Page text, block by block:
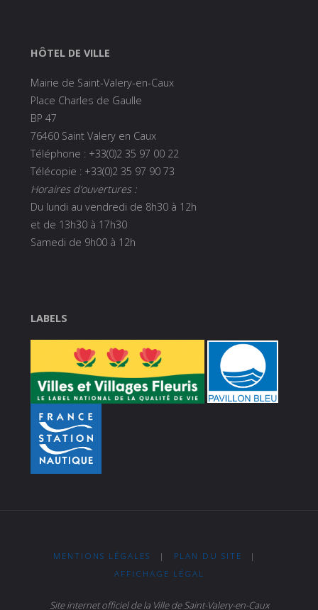
HÔTEL DE VILLE
Mairie de Saint-Valery-en-Caux
Place Charles de Gaulle
BP 47
76460 Saint Valery en Caux
Téléphone : +33(0)2 35 97 00 22
Télécopie : +33(0)2 35 97 90 73
Horaires d’ouvertures :
Du lundi au vendredi de 8h30 à 12h
et de 13h30 à 17h30
Samedi de 9h00 à 12h
LABELS
MENTIONS LÉGALES | PLAN DU SITE
|
AFFICHAGE LÉGAL
Site internet officiel de la Ville de Saint-Valery-en-Caux